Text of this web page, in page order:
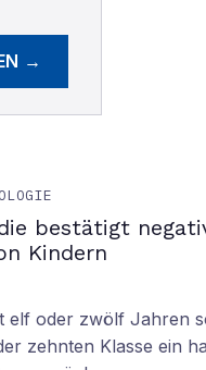
→
bestätigt
Kindern
elf oder zwölf Jahren
zehnten Klasse ein